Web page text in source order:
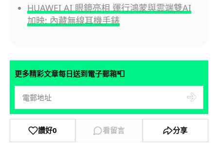
HUAWEI AI 眼鏡亮相 運行鴻蒙與雲端雙AI
加映: 內藏無線耳機手錶
更多精彩文章每日送到電子郵箱📮
讚好0 看留言 分享